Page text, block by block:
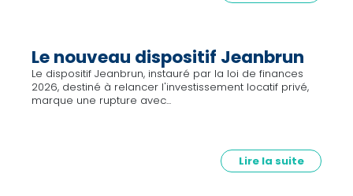
Le nouveau dispositif Jeanbrun
Le dispositif Jeanbrun, instauré par la loi de finances
2026, destiné à relancer l'investissement locatif privé,
marque une rupture avec...
Lire la suite